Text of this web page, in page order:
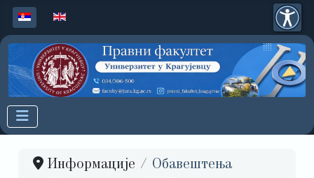
Изаберите ваш језик
Информације
Обавештења